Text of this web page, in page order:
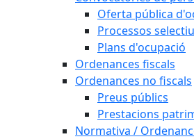
Oferta pública
Processos
Plans d'ocupació
Ordenances fiscals
Ordenances no fiscals
Preus públics
Prestacions
Normativa /